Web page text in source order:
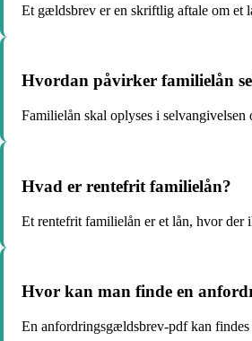
Et gældsbrev er en skriftlig aftale om et
Hvordan påvirker familielån
Familielån skal oplyses i
Hvad er rentefrit familielån?
Et rentefrit familielån er et lån, hvor der
Hvor kan man finde en
En anfordringsgældsbrev-pdf kan